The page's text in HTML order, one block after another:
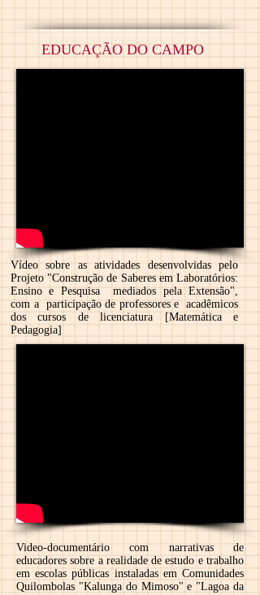
EDUCAÇÃO DO CAMPO
Vídeo sobre as atividades desenvolvidas pelo
Projeto "Construção de Saberes em Laboratórios:
Ensino e Pesquisa mediados pela Extensão",
com a participação de professores e acadêmicos
dos cursos de licenciatura [Matemática e
Pedagogia]
Video-documentário com narrativas de
educadores sobre a realidade de estudo e trabalho
em escolas públicas instaladas em Comunidades
Quilombolas "Kalunga do Mimoso" e "Lagoa da